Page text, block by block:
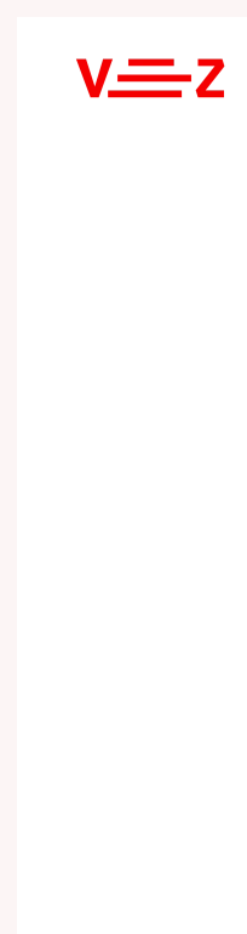
Skip to main